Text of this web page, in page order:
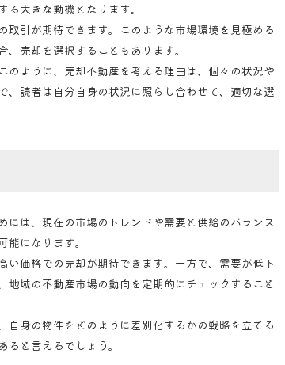
大きな動機となります。
引が期待できます。このような市場環境を見極める
売却を選択することもあります。
ように、売却不動産を考える理由は、個々の状況や
読者は自分自身の状況に照らし合わせて、適切な選
は、現在の市場のトレンドや需要と供給のバランス
になります。
価格での売却が期待できます。一方で、需要が低下
域の不動産市場の動向を定期的にチェックすること
身の物件をどのように差別化するかの戦略を立てる
と言えるでしょう。